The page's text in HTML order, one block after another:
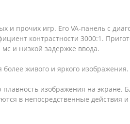
и прочих игр. Его VA-панель с
контрастности 3000:1.
и низкой задержке ввода.
живого и яркого изображения.
изображения на экране.
в непосредственные действия и